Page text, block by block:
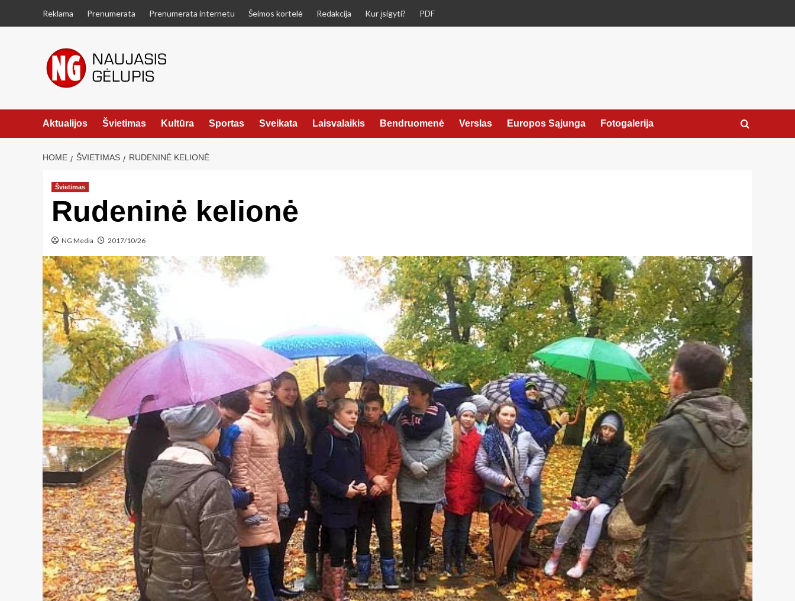
Reklama Prenumerata Prenumerata internetu Šeimos kortelė Redakcija Kur įsigyti? PDF
Aktualijos Švietimas Kultūra Sportas Sveikata Laisvalaikis Bendruomenė Verslas Europos Sąjunga Fotogalerija
HOME ŠVIETIMAS RUDENINĖ KELIONĖ
Švietimas
Rudeninė kelionė
NG Media 2017/10/26